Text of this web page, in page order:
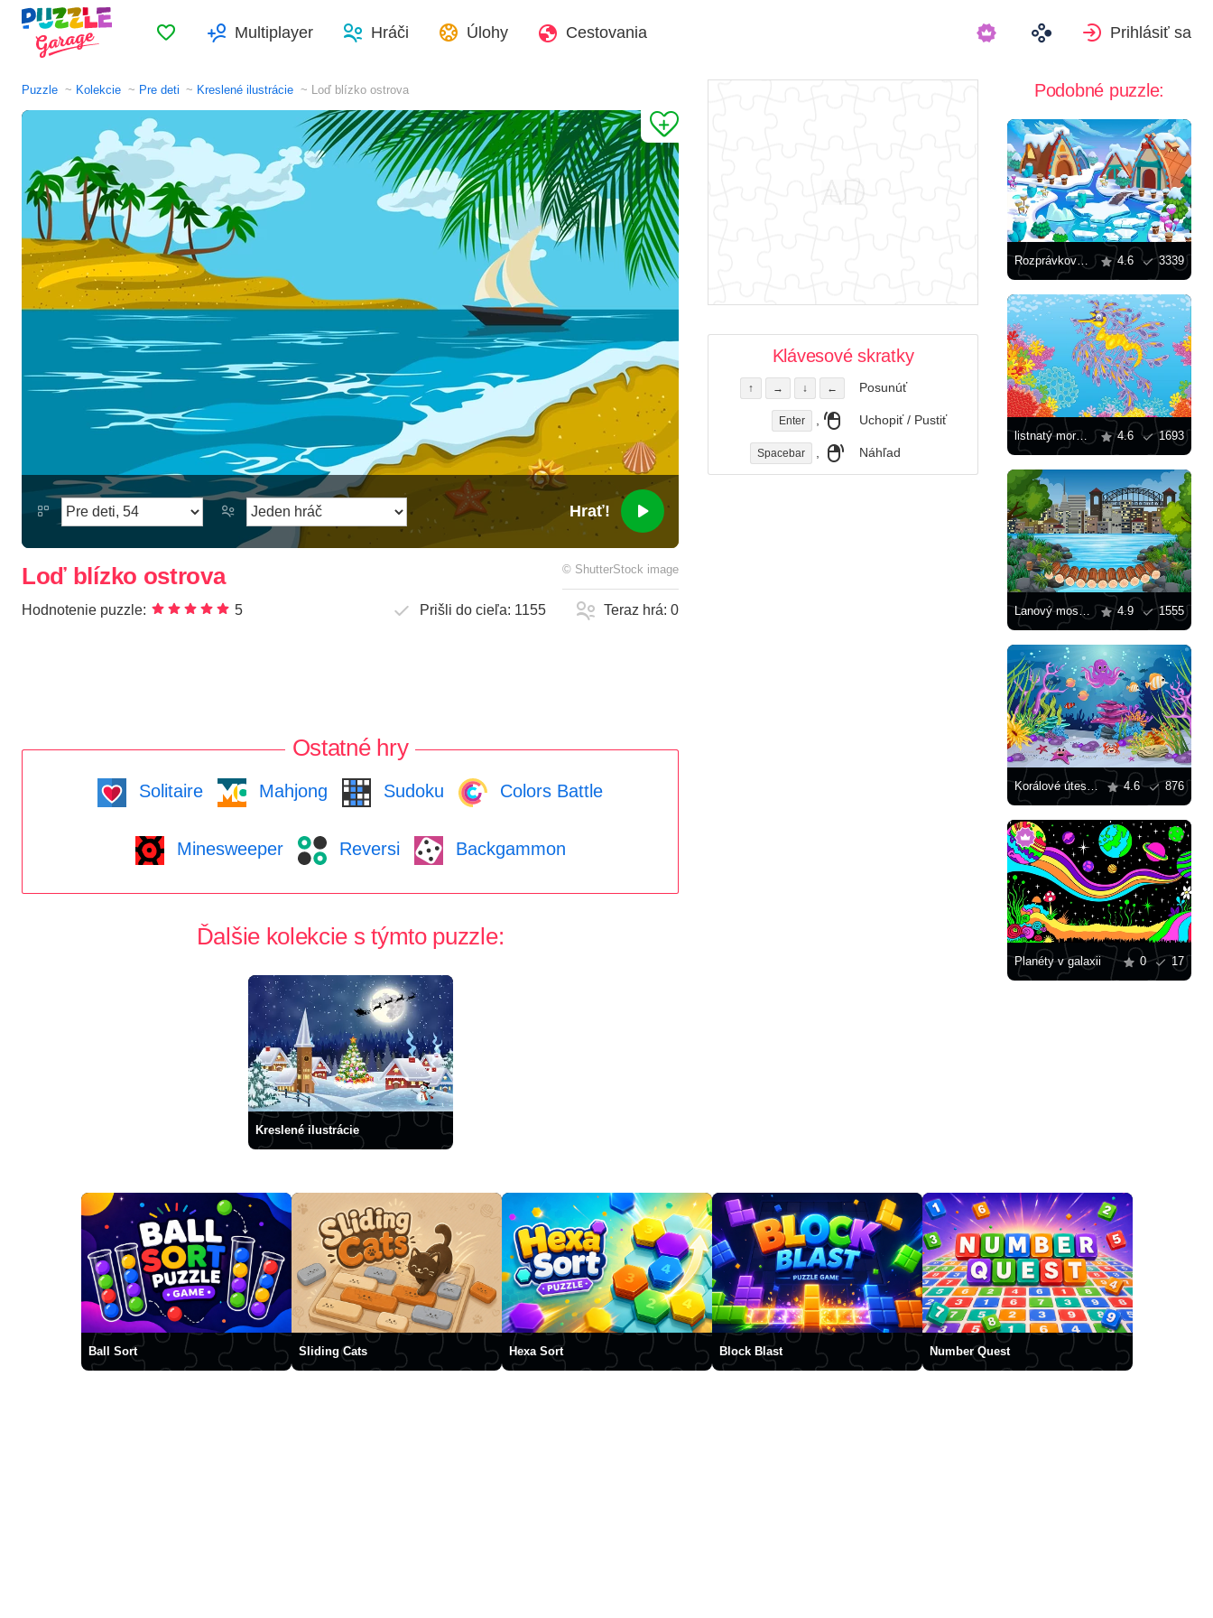
ObľúbenéMultiplayer Hráči Úlohy Cestovania Prihlásiť sa
Puzzle Kolekcie Pre deti Kreslené ilustrácie Loď blízko ostrova
Hrať!
Loď blízko ostrova © ShutterStock image
Hodnotenie puzzle: 5 Prišli do cieľa: 1155 Teraz hrá:0
Ostatné hry
Solitaire Mahjong Sudoku Colors Battle
Minesweeper Reversi Backgammon
Ďalšie kolekcie s týmto puzzle:
Kreslené ilustrácie
Klávesové skratky
↑ → ↓ ← Posunúť
Enter , Uchopiť / Pustiť
Spacebar , Náhľad
Podobné puzzle:
Rozprávková zimná dedinka 4.6 3339
listnatý morský drak 4.6 1693
Lanový most v meste 4.9 1555
Korálové útesy a ryby 4.6 876
Planéty v galaxii 0 17
Ball Sort Sliding Cats Hexa Sort Block Blast Number Quest